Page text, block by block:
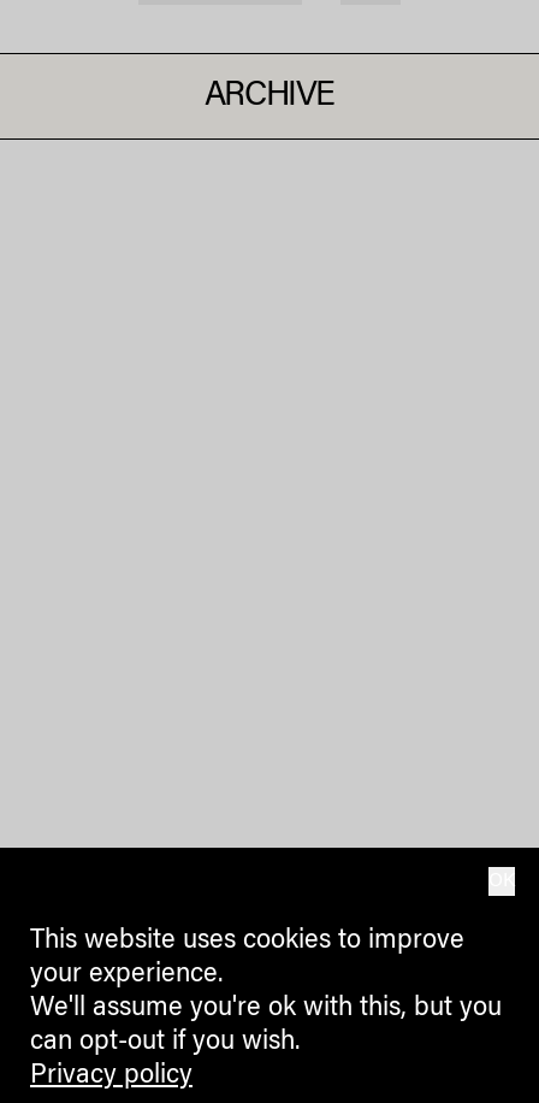
ARCHIVE
This website uses cookies to improve
your experience.
We'll assume you're ok with this, but you
can opt-out if you wish.
Privacy policy